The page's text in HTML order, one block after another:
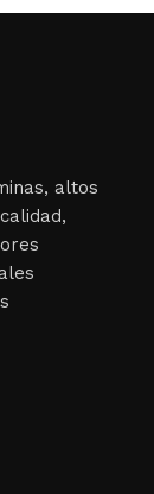
altos